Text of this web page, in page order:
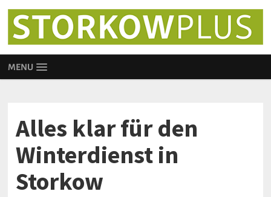
MENU
Alles klar für den
Winterdienst in
Storkow